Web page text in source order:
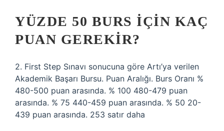
YÜZDE 50 BURS IÇIN KAÇ
PUAN GEREKIR?
2. First Step Sınavı sonucuna göre Artı’ya verilen
Akademik Başarı Bursu. Puan Aralığı. Burs Oranı %
480-500 puan arasında. % 100 480-479 puan
arasında. % 75 440-459 puan arasında. % 50 20-
439 puan arasında. 253 satır daha